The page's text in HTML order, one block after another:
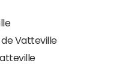
Vatteville